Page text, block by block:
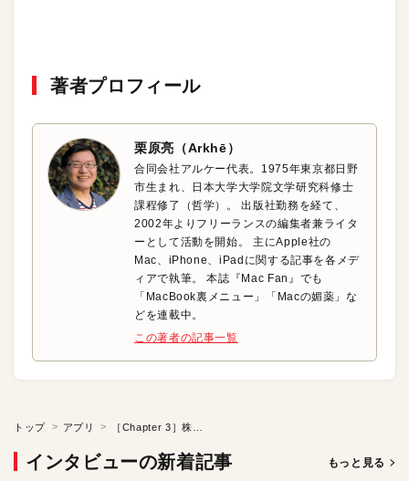
著者プロフィール
栗原亮（Arkhē）
合同会社アルケー代表。1975年東京都日野
市生まれ、日本大学大学院文学研究科修士
課程修了（哲学）。 出版社勤務を経て、
2002年よりフリーランスの編集者兼ライタ
ーとして活動を開始。 主にApple社の
Mac、iPhone、iPadに関する記事を各メデ
ィアで執筆。 本誌『Mac Fan』でも
「MacBook裏メニュー」「Macの媚薬」な
どを連載中。
この著者の記事一覧
トップ アプリ
インタビューの新着記事 もっと見る